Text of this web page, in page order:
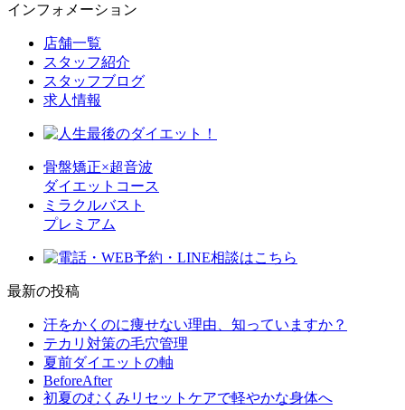
インフォメーション
店舗一覧
スタッフ紹介
スタッフブログ
求人情報
骨盤矯正×超音波
ダイエットコース
ミラクルバスト
プレミアム
最新の投稿
汗をかくのに痩せない理由、知っていますか？
テカリ対策の毛穴管理
夏前ダイエットの軸
BeforeAfter
初夏のむくみリセットケアで軽やかな身体へ